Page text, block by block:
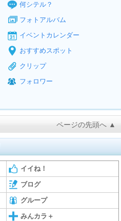
何シテル？
フォトアルバム
イベントカレンダー
おすすめスポット
クリップ
フォロワー
ページの先頭へ ▲
イイね！
ブログ
グループ
みんカラ＋